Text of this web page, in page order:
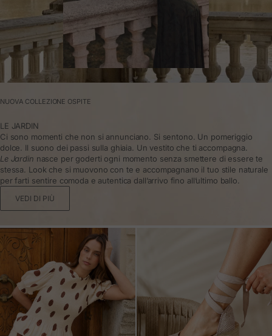
NUOVA COLLEZIONE OSPITE
LE JARDIN
Ci sono momenti che non si annunciano. Si sentono. Un pomeriggio
dolce. Il suono dei passi sulla ghiaia. Un vestito che ti accompagna.
Le Jardin nasce per goderti ogni momento senza smettere di essere te
stessa. Look che si muovono con te e accompagnano il tuo stile naturale
per farti sentire comoda e autentica dall’arrivo fino all’ultimo ballo.
VEDI DI PIÙ